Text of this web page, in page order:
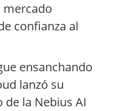
mercado
confianza al
ensanchando
lanzó su
la Nebius AI